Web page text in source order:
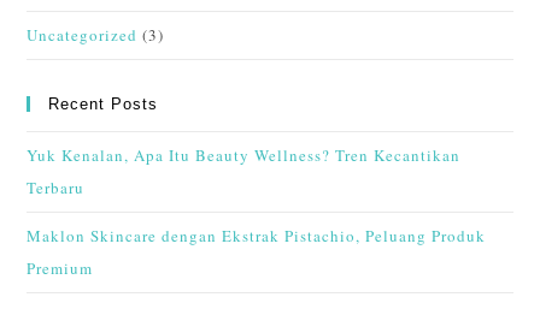
Uncategorized (3)
Recent Posts
Yuk Kenalan, Apa Itu Beauty Wellness? Tren Kecantikan
Terbaru
Maklon Skincare dengan Ekstrak Pistachio, Peluang Produk
Premium